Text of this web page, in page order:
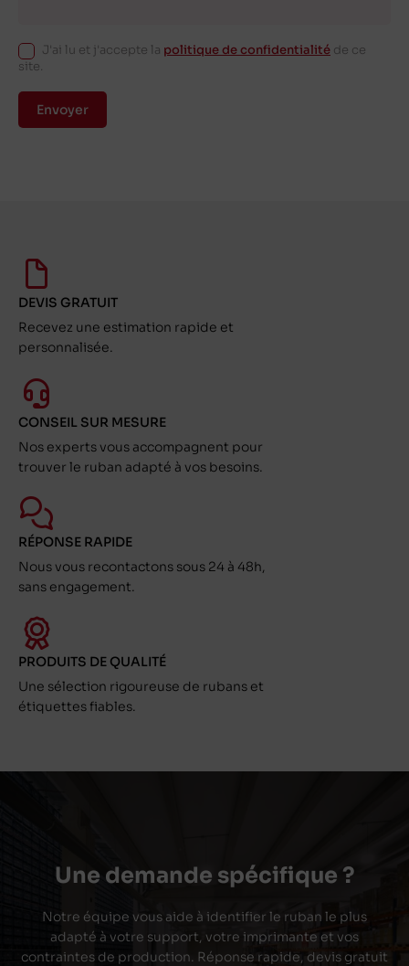
J'ai lu et j'accepte la politique de confidentialité de ce
site.
Envoyer
DEVIS GRATUIT
Recevez une estimation rapide et
personnalisée.
CONSEIL SUR MESURE
Nos experts vous accompagnent pour
trouver le ruban adapté à vos besoins.
RÉPONSE RAPIDE
Nous vous recontactons sous 24 à 48h,
sans engagement.
PRODUITS DE QUALITÉ
Une sélection rigoureuse de rubans et
étiquettes fiables.
Une demande spécifique ?
Notre équipe vous aide à identifier le ruban le plus
adapté à votre support, votre imprimante et vos
contraintes de production. Réponse rapide, devis gratuit